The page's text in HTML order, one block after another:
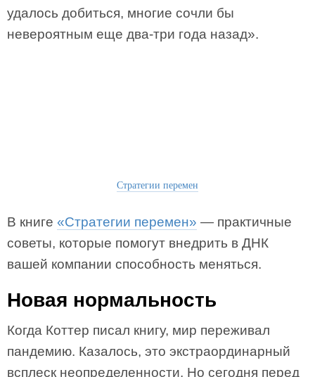
удалось добиться, многие сочли бы
невероятным еще два­-три года назад».
Стратегии перемен
В книге «Стратегии перемен» — практичные
советы, которые помогут внедрить в ДНК
вашей компании способность меняться.
Новая нормальность
Когда Коттер писал книгу, мир переживал
пандемию. Казалось, это экстраординарный
всплеск неопределенности. Но сегодня перед